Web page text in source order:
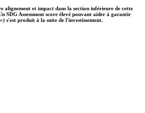
alignement et impact dans la section inférieure de cette
SDG Assessment score élevé pouvant aider à garantir
s'est produit à la suite de l'investissement.